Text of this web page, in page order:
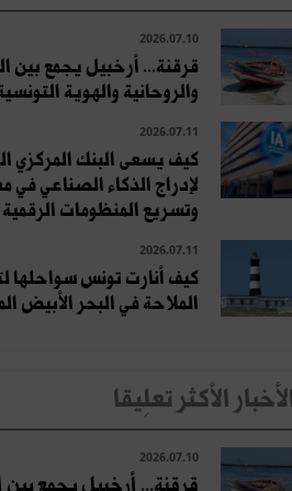
2026.07.10
قرقنة... أرخبيل يجمع بين
والروحانية والهوية
2026.07.11
كيف يسعى البنك المركزي
لإدراج الذكاء الصناعي في
وتسريع المنظومات الرقمية
2026.07.11
كيف أنارت تونس سواحلها
الملاحة في البحر الأبيض
الأكثر تعلِيقا
2026.07.10
قرقنة... أرخبيل يجمع بين